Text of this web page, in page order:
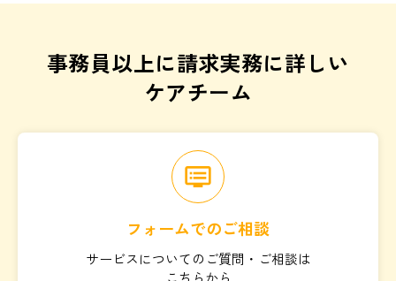
事務員以上に請求実務に詳しい
ケアチーム
dvr
フォームでのご相談
サービスについてのご質問・ご相談は
こちらから